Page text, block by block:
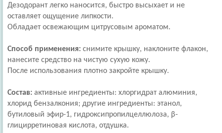
Дезодорант легко наносится, быстро высыхает и не
оставляет ощущение липкости.
Обладает освежающим цитрусовым ароматом.
Способ применения: снимите крышку, наклоните флакон,
нанесите средство на чистую сухую кожу.
После использования плотно закройте крышку.
Состав: активные ингредиенты: хлоргидрат алюминия,
хлорид бензалкония; другие ингредиенты: этанол,
бутиловый эфир-1, гидроксипропилцеллюлоза, β-
глицирретиновая кислота, отдушка.